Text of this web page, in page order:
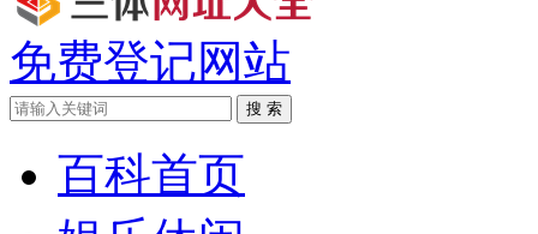
免费登记网站
搜 索
百科首页